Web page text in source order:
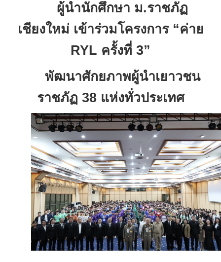
ผู้นำนักศึกษา ม.ราชภัฏ
เชียงใหม่ เข้าร่วมโครงการ “ค่าย
RYL ครั้งที่ 3”
พัฒนาศักยภาพผู้นำเยาวชน
ราชภัฏ 38แห่งทั่วประเทศ